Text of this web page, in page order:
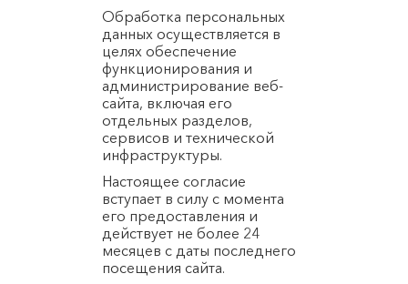
Обработка персональных
данных осуществляется в
целях обеспечение
функционирования и
администрирование веб-
сайта, включая его
отдельных разделов,
сервисов и технической
инфраструктуры.
Настоящее согласие
вступает в силу с момента
его предоставления и
действует не более 24
месяцев с даты последнего
посещения сайта.